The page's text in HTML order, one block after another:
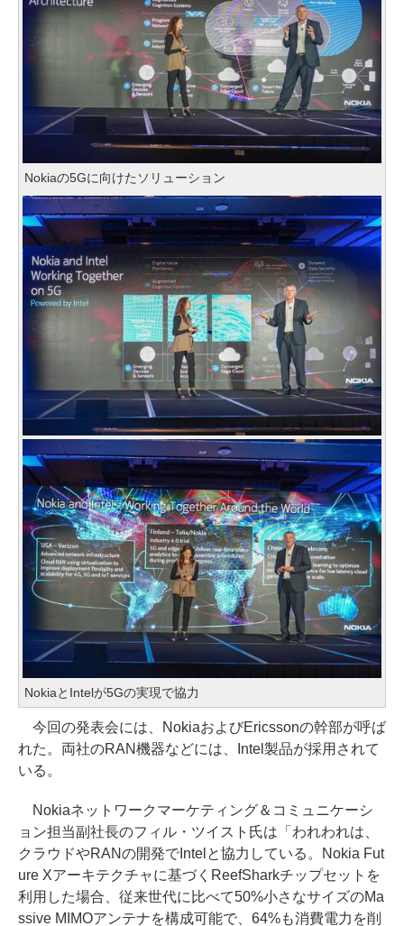
Nokiaの5Gに向けたソリューション
NokiaとIntelが5Gの実現で協力
今回の発表会には、NokiaおよびEricssonの幹部が呼ば
れた。両社のRAN機器などには、Intel製品が採用されて
いる。
Nokiaネットワークマーケティング＆コミュニケーシ
ョン担当副社長のフィル・ツイスト氏は「われわれは、
クラウドやRANの開発でIntelと協力している。Nokia Fut
ure Xアーキテクチャに基づくReefSharkチップセットを
利用した場合、従来世代に比べて50%小さなサイズのMa
ssive MIMOアンテナを構成可能で、64%も消費電力を削